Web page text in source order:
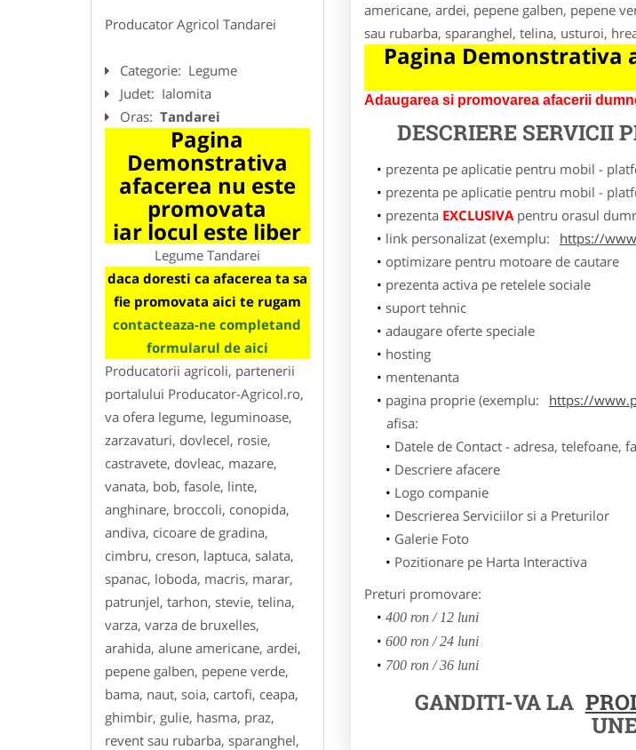
Producator Agricol Tandarei
Categorie: Legume
Judet: Ialomita
Oras: Tandarei
Pagina
Demonstrativa
afacerea nu este
promovata
iar locul este liber
Legume Tandarei
daca doresti ca afacerea ta sa
fie promovata aici te rugam
contacteaza-ne completand
formularul de aici
Producatorii agricoli, partenerii
portalului Producator-Agricol.ro,
va ofera legume, leguminoase,
zarzavaturi, dovlecel, rosie,
castravete, dovleac, mazare,
vanata, bob, fasole, linte,
anghinare, broccoli, conopida,
andiva, cicoare de gradina,
cimbru, creson, laptuca, salata,
spanac, loboda, macris, marar,
patrunjel, tarhon, stevie, telina,
varza, varza de bruxelles,
arahida, alune americane, ardei,
pepene galben, pepene verde,
bama, naut, soia, cartofi, ceapa,
ghimbir, gulie, hasma, praz,
revent sau rubarba, sparanghel,
americane, ardei, pepene galben, pepene
sau rubarba, sparanghel, telina, usturoi,
Pagina Demonstrativa
Adaugarea si promovarea afacerii
DESCRIERE SERVICII
prezenta pe aplicatie pentru mobil -
prezenta pe aplicatie pentru mobil -
prezenta EXCLUSIVApentru orasul
link personalizat (exemplu:
https://
optimizare pentru motoare de cautare
prezenta activa pe retelele sociale
suport tehnic
adaugare oferte speciale
hosting
mentenanta
pagina proprie (exemplu:
https://
afisa:
Datele de Contact - adresa, telefoane,
Descriere afacere
Logo companie
Descrierea Serviciilor si a Preturilor
Galerie Foto
Pozitionare pe Harta Interactiva
Preturi promovare:
400 ron / 12 luni
600 ron / 24 luni
700 ron / 36 luni
GANDITI-VA LA